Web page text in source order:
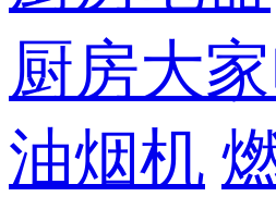
厨房大
油烟机